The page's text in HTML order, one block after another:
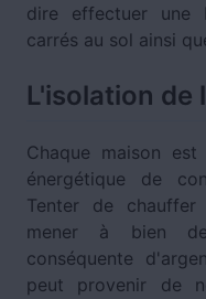
dire effectuer une
carrés au sol ainsi
L'isolation de
Chaque maison
énergétique de
Tenter de
mener à bien
conséquente
peut provenir de